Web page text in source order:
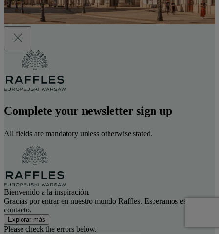
Complete your newsletter sign up
All fields are mandatory unless otherwise stated.
Bienvenido a la inspiración.
Gracias por entrar en nuestro mundo Raffles. Esperamos estar en
contacto.
Explorar más
Please check the errors below.